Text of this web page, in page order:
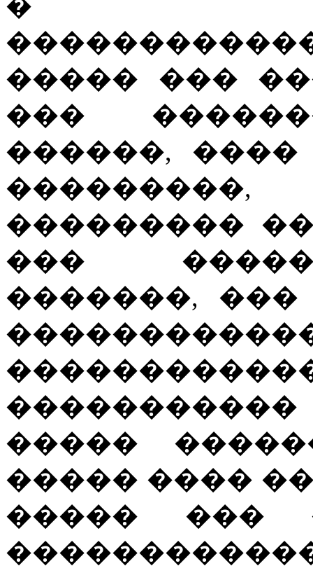
����� ���
���
������,
���������
���
�������, ���
�����
����� ����
����� ���